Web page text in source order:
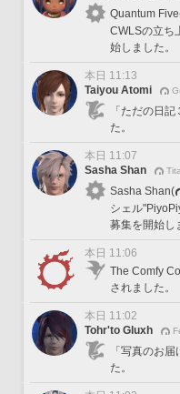
Quantum
CWLSの立ち
始しました。
本日 11:13
Taiyou Atomi
「ただの日
た。
本日 11:07
Sasha Shan
Sasha Shan(
シェル
募集を開始し
本日 11:06
The Comfy
されました。
本日 11:02
Tohr'to Gluxh
「写真のお
た。